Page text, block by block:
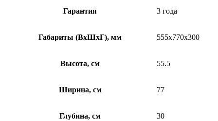
Гарантия 3 года
Габариты (ВхШхГ), мм 555x770x300
Высота, см 55.5
Ширина, см 77
Глубина, см 30